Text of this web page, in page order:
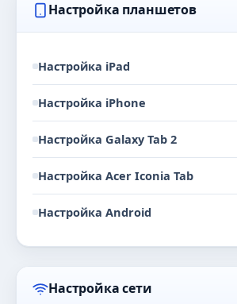
Настройка планшетов
Настройка iPad
Настройка iPhone
Настройка Galaxy Tab 2
Настройка Acer Iconia Tab
Настройка Android
Настройка сети